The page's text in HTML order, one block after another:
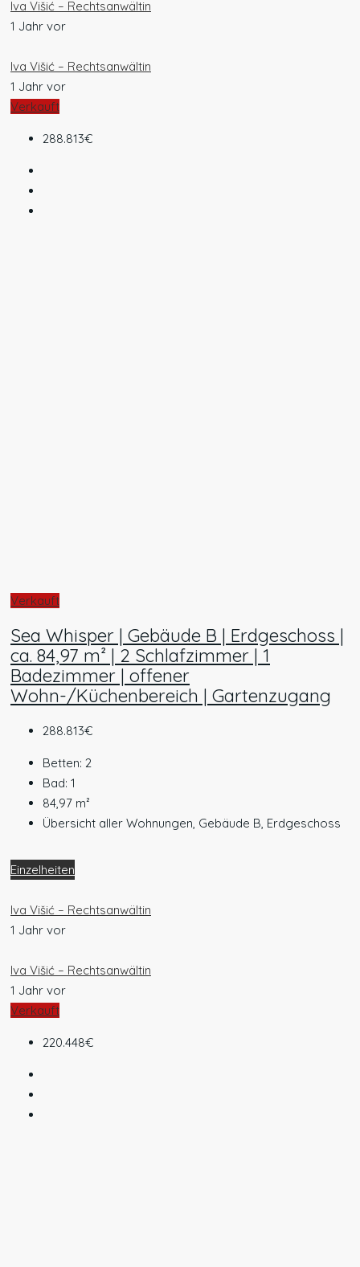
Iva Višić – Rechtsanwältin
1 Jahr vor
Iva Višić – Rechtsanwältin
1 Jahr vor
Verkauft
288.813€
Verkauft
Sea Whisper | Gebäude B | Erdgeschoss |
ca. 84,97 m² | 2 Schlafzimmer | 1
Badezimmer | offener
Wohn-/Küchenbereich | Gartenzugang
288.813€
Betten: 2
Bad: 1
84,97 m²
Übersicht aller Wohnungen, Gebäude B, Erdgeschoss
Einzelheiten
Iva Višić – Rechtsanwältin
1 Jahr vor
Iva Višić – Rechtsanwältin
1 Jahr vor
Verkauft
220.448€